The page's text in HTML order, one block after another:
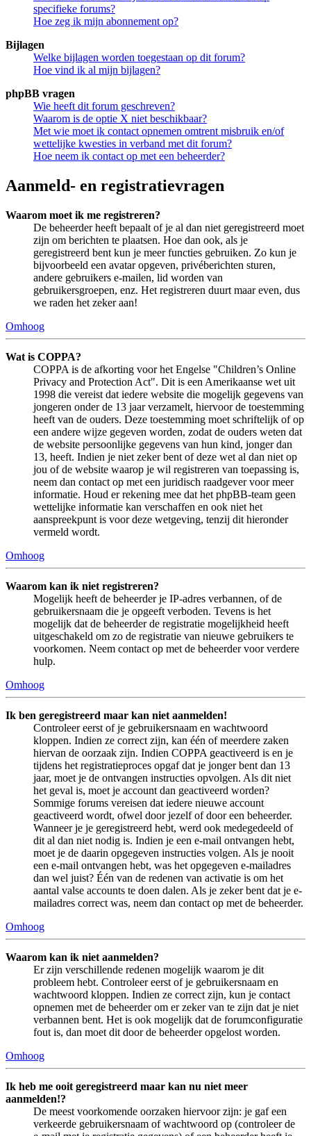
specifieke forums?
Hoe zeg ik mijn abonnement op?
Bijlagen
Welke bijlagen worden toegestaan op dit forum?
Hoe vind ik al mijn bijlagen?
phpBB vragen
Wie heeft dit forum geschreven?
Waarom is de optie X niet beschikbaar?
Met wie moet ik contact opnemen omtrent misbruik en/of
wettelijke kwesties in verband met dit forum?
Hoe neem ik contact op met een beheerder?
Aanmeld- en registratievragen
Waarom moet ik me registreren?
De beheerder heeft bepaalt of je al dan niet geregistreerd moet
zijn om berichten te plaatsen. Hoe dan ook, als je
geregistreerd bent kun je meer functies gebruiken. Zo kun je
bijvoorbeeld een avatar opgeven, privéberichten sturen,
andere gebruikers e-mailen, lid worden van
gebruikersgroepen, enz. Het registreren duurt maar even, dus
we raden het zeker aan!
Omhoog
Wat is COPPA?
COPPA is de afkorting voor het Engelse "Children’s Online
Privacy and Protection Act". Dit is een Amerikaanse wet uit
1998 die vereist dat iedere website die mogelijk gegevens van
jongeren onder de 13 jaar verzamelt, hiervoor de toestemming
heeft van de ouders. Deze toestemming moet schriftelijk of op
een andere wijze gegeven worden, zodat de ouders weten dat
de website persoonlijke gegevens van hun kind, jonger dan
13, heeft. Indien je niet zeker bent of deze wet al dan niet op
jou of de website waarop je wil registreren van toepassing is,
neem dan contact op met een juridisch raadgever voor meer
informatie. Houd er rekening mee dat het phpBB-team geen
wettelijke informatie kan verschaffen en ook niet het
aanspreekpunt is voor deze wetgeving, tenzij dit hieronder
vermeld wordt.
Omhoog
Waarom kan ik niet registreren?
Mogelijk heeft de beheerder je IP-adres verbannen, of de
gebruikersnaam die je opgeeft verboden. Tevens is het
mogelijk dat de beheerder de registratie mogelijkheid heeft
uitgeschakeld om zo de registratie van nieuwe gebruikers te
voorkomen. Neem contact op met de beheerder voor verdere
hulp.
Omhoog
Ik ben geregistreerd maar kan niet aanmelden!
Controleer eerst of je gebruikersnaam en wachtwoord
kloppen. Indien ze correct zijn, kan één of meerdere zaken
hiervan de oorzaak zijn. Indien COPPA geactiveerd is en je
tijdens het registratieproces opgaf dat je jonger bent dan 13
jaar, moet je de ontvangen instructies opvolgen. Als dit niet
het geval is, moet je account dan geactiveerd worden?
Sommige forums vereisen dat iedere nieuwe account
geactiveerd wordt, ofwel door jezelf of door een beheerder.
Wanneer je je geregistreerd hebt, werd ook medegedeeld of
dit al dan niet nodig is. Indien je een e-mail ontvangen hebt,
moet je de daarin opgegeven instructies volgen. Als je nooit
een e-mail ontvangen hebt, was het opgegeven e-mailadres
dan wel juist? Één van de redenen van activatie is om het
aantal valse accounts te doen dalen. Als je zeker bent dat je e-
mailadres correct was, neem dan contact op met de beheerder.
Omhoog
Waarom kan ik niet aanmelden?
Er zijn verschillende redenen mogelijk waarom je dit
probleem hebt. Controleer eerst of je gebruikersnaam en
wachtwoord kloppen. Indien ze correct zijn, kun je contact
opnemen met de beheerder om er zeker van te zijn dat je niet
verbannen bent. Het is ook mogelijk dat de forumconfiguratie
fout is, dan moet dit door de beheerder opgelost worden.
Omhoog
Ik heb me ooit geregistreerd maar kan nu niet meer
aanmelden!?
De meest voorkomende oorzaken hiervoor zijn: je gaf een
verkeerde gebruikersnaam of wachtwoord op (controleer de